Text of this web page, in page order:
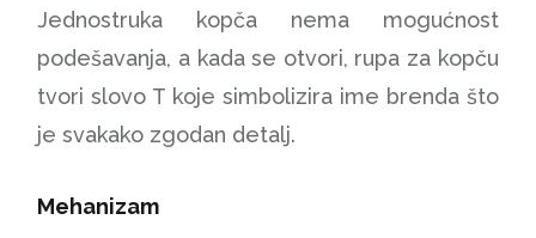
Jednostruka kopča nema mogućnost
podešavanja, a kada se otvori, rupa za kopču
tvori slovo T koje simbolizira ime brenda što
je svakako zgodan detalj.
Mehanizam